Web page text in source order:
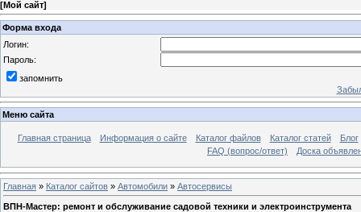
[Мой сайт]
Форма входа
Логин:
Пароль:
запомнить
Меню сайта
Главная страница Информация о сайте Каталог файлов Каталог статей
Блог
FAQ (вопрос/ответ)
Доска
Главная » Каталог сайтов » Автомобили » Автосервисы
ВПН-Мастер: ремонт и обслуживание садовой техники и электроинструмента